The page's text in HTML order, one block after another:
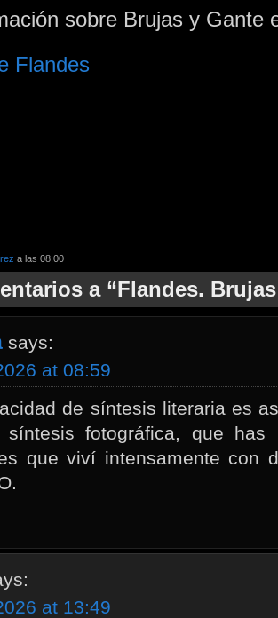
sobre Brujas y Gante
Flandes
a las 08:00
a “Flandes.
says:
at 08:59
de síntesis literaria es
síntesis fotográfica, que
que viví intensamente con
at 13:49